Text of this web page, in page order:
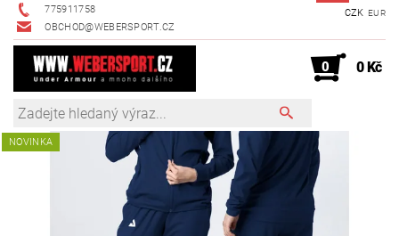
775911758
OBCHOD@WEBERSPORT.CZ
CZK EUR
0 0 Kč
NOVINKA